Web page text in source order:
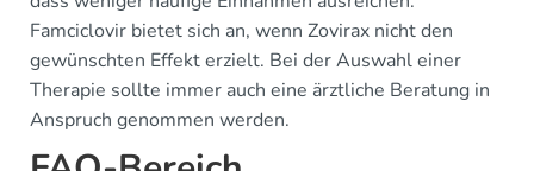
Famciclovir bietet sich an, wenn Zovirax nicht den
gewünschten Effekt erzielt. Bei der Auswahl einer
Therapie sollte immer auch eine ärztliche Beratung in
Anspruch genommen werden.